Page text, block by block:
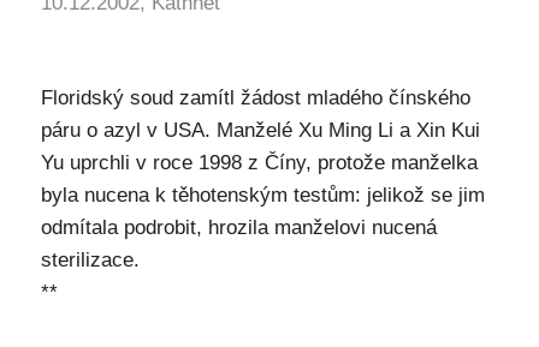
Floridský soud zamítl žádost mladého čínského
páru o azyl v USA. Manželé Xu Ming Li a Xin Kui
Yu uprchli v roce 1998 z Číny, protože manželka
byla nucena k těhotenským testům: jelikož se jim
odmítala podrobit, hrozila manželovi nucená
sterilizace.
**